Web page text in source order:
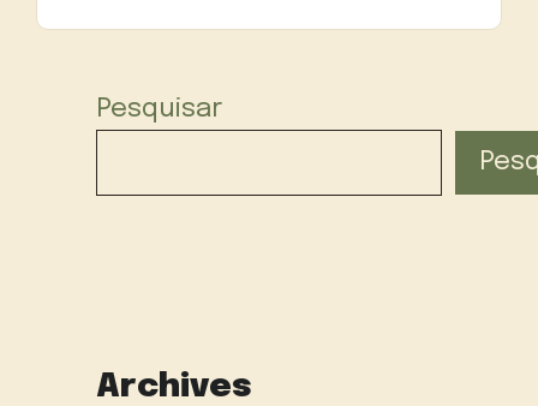
Pesquisar
Archives